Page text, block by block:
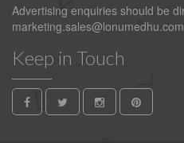
Advertising enquiries should be
marketing.sales@lonumedhu.com
Keep in Touch